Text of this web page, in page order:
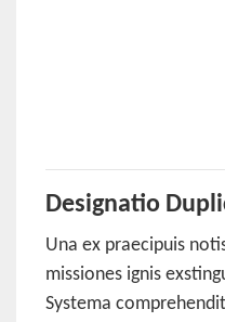
Designatio
Una ex praecipuis
missiones ignis
Systema